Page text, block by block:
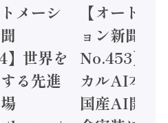
トメーシ
】世界を
る先進
【オートメ
ョン新聞
No.453】フ
カルAI本格
国産AI開発